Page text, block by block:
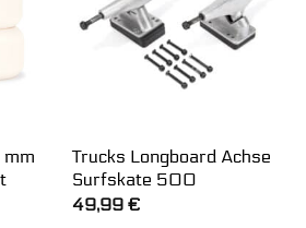
Trucks Longboard Achse
Surfskate 500
49,99 €